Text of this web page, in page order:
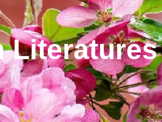
Literatures